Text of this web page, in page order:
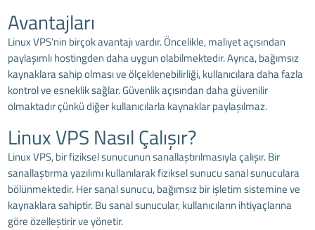
Avantajları
Linux VPS’nin birçok avantajı vardır. Öncelikle, maliyet açısından
paylaşımlı hostingden daha uygun olabilmektedir. Ayrıca, bağımsız
kaynaklara sahip olması ve ölçeklenebilirliği, kullanıcılara daha fazla
kontrol ve esneklik sağlar. Güvenlik açısından daha güvenilir
olmaktadır çünkü diğer kullanıcılarla kaynaklar paylaşılmaz.
Linux VPS Nasıl Çalışır?
Linux VPS, bir fiziksel sunucunun sanallaştırılmasıyla çalışır. Bir
sanallaştırma yazılımı kullanılarak fiziksel sunucu sanal sunuculara
bölünmektedir. Her sanal sunucu, bağımsız bir işletim sistemine ve
kaynaklara sahiptir. Bu sanal sunucular, kullanıcıların ihtiyaçlarına
göre özelleştirir ve yönetir.